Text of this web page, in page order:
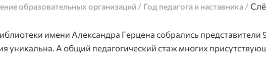
образовательных организаций / Год педагога и наставника /
имени Александра Герцена собрались представители
уникальна. А общий педагогический стаж многих